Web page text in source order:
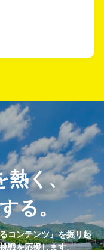
熱く、
る。
コンテンツ』を掘り起
戦を応援します。